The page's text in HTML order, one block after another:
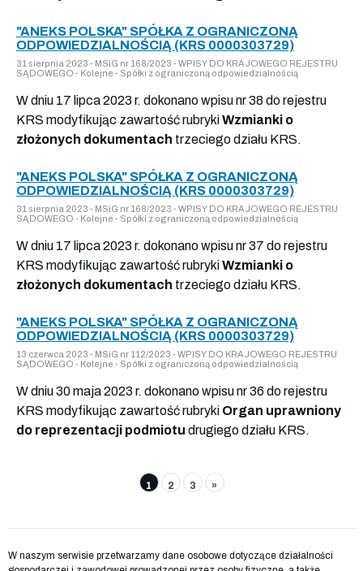
"ANEKS POLSKA" SPÓŁKA Z OGRANICZONĄ
ODPOWIEDZIALNOŚCIĄ (KRS 0000303729)
31 sierpnia 2023 - MSiG nr 168/2023 - WPISY DO KRAJOWEGO REJESTRU
SĄDOWEGO - Kolejne - Spółki z ograniczoną odpowiedzialnością
W dniu 17 lipca 2023 r. dokonano wpisu nr 38 do rejestru
KRS modyfikując zawartość rubrykiWzmianki o
złożonych dokumentach trzeciego działu KRS.
"ANEKS POLSKA" SPÓŁKA Z OGRANICZONĄ
ODPOWIEDZIALNOŚCIĄ (KRS 0000303729)
31 sierpnia 2023 - MSiG nr 168/2023 - WPISY DO KRAJOWEGO REJESTRU
SĄDOWEGO - Kolejne - Spółki z ograniczoną odpowiedzialnością
W dniu 17 lipca 2023 r. dokonano wpisu nr 37 do rejestru
KRS modyfikując zawartość rubrykiWzmianki o
złożonych dokumentach trzeciego działu KRS.
"ANEKS POLSKA" SPÓŁKA Z OGRANICZONĄ
ODPOWIEDZIALNOŚCIĄ (KRS 0000303729)
13 czerwca 2023 - MSiG nr 112/2023 - WPISY DO KRAJOWEGO REJESTRU
SĄDOWEGO - Kolejne - Spółki z ograniczoną odpowiedzialnością
W dniu 30 maja 2023 r. dokonano wpisu nr 36 do rejestru
KRS modyfikując zawartość rubryki Organ uprawniony
do reprezentacji podmiotu drugiego działu KRS.
1 2 3 »
W naszym serwisie przetwarzamy dane osobowe dotyczące działalności